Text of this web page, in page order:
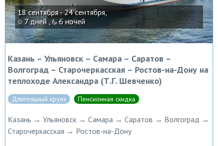
18 сентября - 24 сентября,
7 дней ,
6 ночей
Казань – Ульяновск – Самара – Саратов –
Волгоград – Старочеркасская – Ростов-на-Дону на
теплоходе Александра (Т.Г. Шевченко)
Длительный круиз Пенсионная скидка
Казань → Ульяновск → Самара → Саратов → Волгоград →
Старочеркасская → Ростов-на-Дону